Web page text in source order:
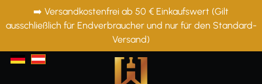
springen
➡️ Versandkostenfrei ab 50 € Einkaufswert (Gilt
ausschließlich für Endverbraucher und nur für den Standard-
Versand)